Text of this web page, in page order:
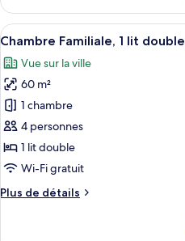
jumeaux,
2
lits
une
place
(City
View)
le
type
de
Chambre
avec
lits
jumeaux,
2
lits
une
place
View)
Afficher
toutes
les
photos
pour
ce
type
de
chambre :
Chambre
6
Chambre Familiale, 1 lit double
Vue sur la ville
60 m²
1 chambre
4 personnes
1 lit double
Wi-Fi gratuit
Plus de détails
Plus